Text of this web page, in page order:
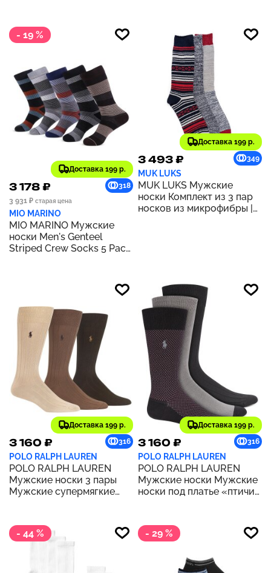
- 19 %
Доставка 199 р.
3 178 ₽
318
3 931 ₽ старая цена
MIO MARINO
MIO MARINO Мужские
носки Men's Genteel
Striped Crew Socks 5 Pack
Доставка 199 р.
3 493 ₽ 349
MUK LUKS
MUK LUKS Мужские
носки Комплект из 3 пар
носков из микрофибры |
Доставка 199 р.
3 160 ₽ 316
POLO RALPH LAUREN
POLO RALPH LAUREN
Мужские носки 3 пары
Мужские супермягкие
АССОРТИМЕНТ
Доставка 199 р.
3 160 ₽ 316
POLO RALPH LAUREN
POLO RALPH LAUREN
Мужские носки Мужские
носки под платье «птичий
- 44 %
- 29 %